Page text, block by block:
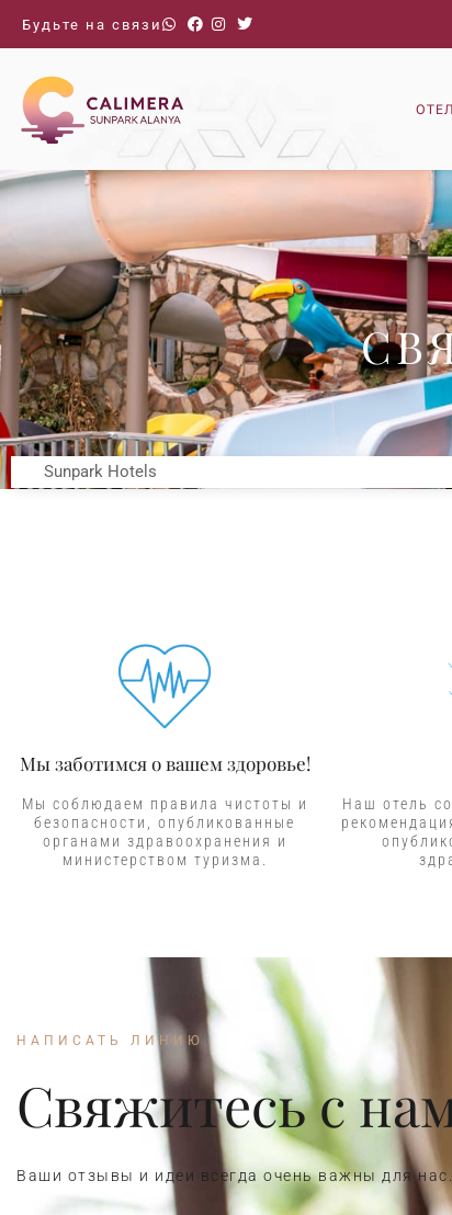
Будьте на связи
Sunpark Hotels
Мы заботимся о вашем здоровье!
Мы соблюдаем правила чистоты и
безопасности, опубликованные
органами здравоохранения и
министерством туризма.
Наш отель
НАПИСАТЬ ЛИНИЮ
Свяжитесь с
Ваши отзывы и идеи всегда очень важны для нас.